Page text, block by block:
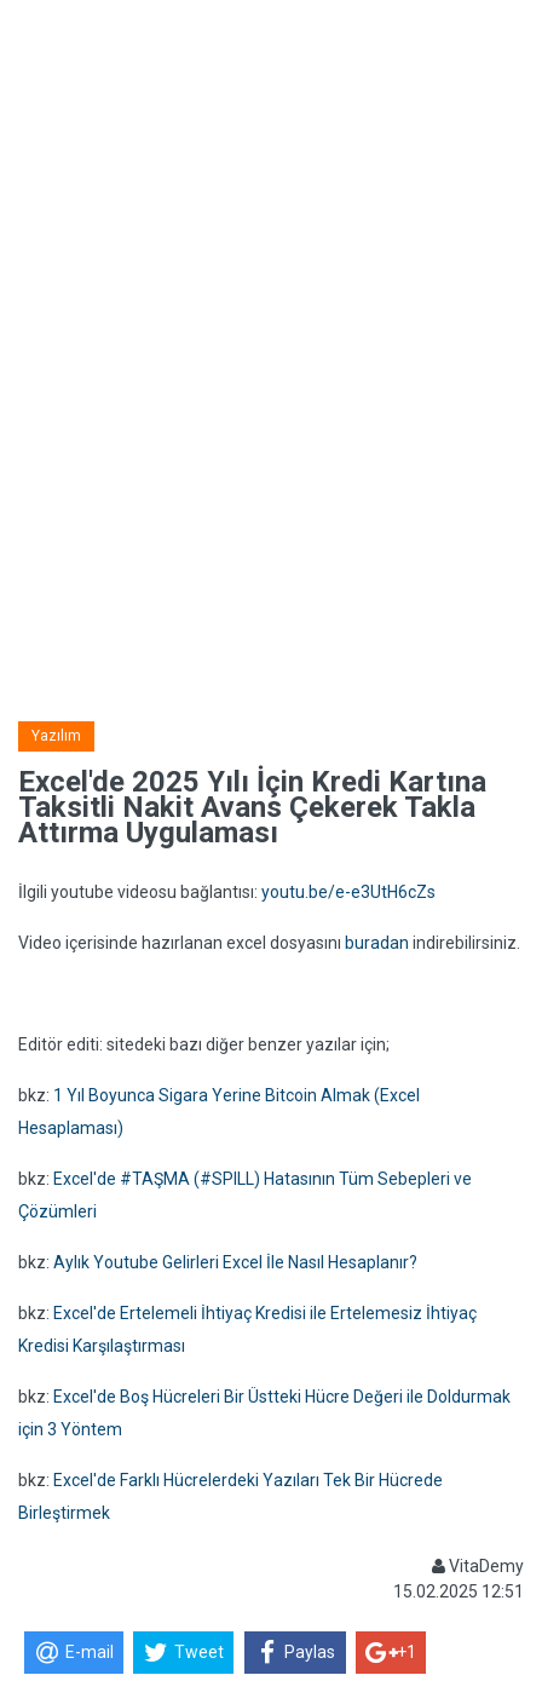
Yazılım
Excel'de 2025 Yılı İçin Kredi Kartına
Taksitli Nakit Avans Çekerek Takla
Attırma Uygulaması
İlgili youtube videosu bağlantısı: youtu.be/e-e3UtH6cZs
Video içerisinde hazırlanan excel dosyasını buradan indirebilirsiniz.
Editör editi: sitedeki bazı diğer benzer yazılar için;
bkz: 1 Yıl Boyunca Sigara Yerine Bitcoin Almak (Excel
Hesaplaması)
bkz: Excel'de #TAŞMA (#SPILL) Hatasının Tüm Sebepleri ve
Çözümleri
bkz: Aylık Youtube Gelirleri Excel İle Nasıl Hesaplanır?
bkz: Excel'de Ertelemeli İhtiyaç Kredisi ile Ertelemesiz İhtiyaç
Kredisi Karşılaştırması
bkz: Excel'de Boş Hücreleri Bir Üstteki Hücre Değeri ile Doldurmak
için 3 Yöntem
bkz: Excel'de Farklı Hücrelerdeki Yazıları Tek Bir Hücrede
Birleştirmek
VitaDemy
15.02.2025 12:51
E-mail Tweet Paylas +1